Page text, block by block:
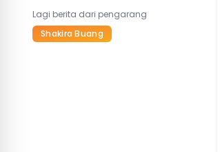
Lagi berita dari pengarang
Shakira Buang